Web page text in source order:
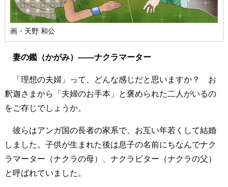
画・天野 和公
妻の鑑（かがみ）――ナクラマーター
「理想の夫婦」って、どんな感じだと思いますか？ お
釈迦さまから「夫婦のお手本」と褒められた二人がいるの
をご存じでしょうか。
彼らはアンガ国の長者の家系で、お互い年若くして結婚
しました。子供が生まれた後は息子の名前にちなんでナク
ラマーター（ナクラの母）、ナクラピター（ナクラの父）
と呼ばれていました。